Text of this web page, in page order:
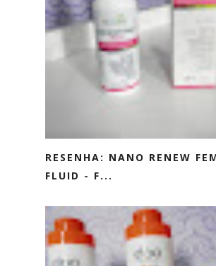
RESENHA: NANO RENEW
FLUID - F...